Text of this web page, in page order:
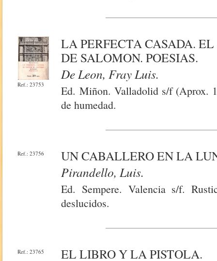
Ref.: 23753
LA PERFECTA CASADA.
DE SALOMON. POESIAS.
De Leon, Fray Luis.
Ed. Miñon. Valladolid s/f (Aprox.
de humedad.
Ref.: 23756
UN CABALLERO EN LA
Pirandello, Luis.
Ed. Sempere. Valencia s/f.
deslucidos.
Ref.: 23765
EL LIBRO Y LA PISTOLA.